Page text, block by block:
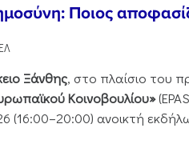
Ποιος
Ξάνθης, στο πλαίσιο του
Κοινοβουλίου»
(16:00–20:00) ανοικτή